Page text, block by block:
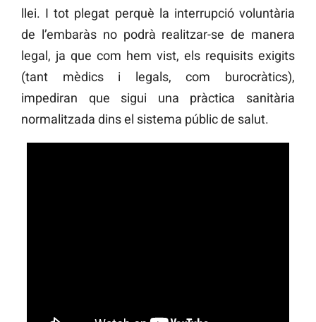
llei. I tot plegat perquè la interrupció voluntària
de l’embaràs no podrà realitzar-se de manera
legal, ja que com hem vist, els requisits exigits
(tant mèdics i legals, com burocràtics),
impediran que sigui una pràctica sanitària
normalitzada dins el sistema públic de salut.